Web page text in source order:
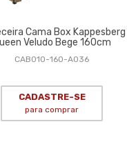
Cama Box Kappesberg
Veludo Bege 160cm
CAB010-160-A036
CADASTRE-SE
para comprar